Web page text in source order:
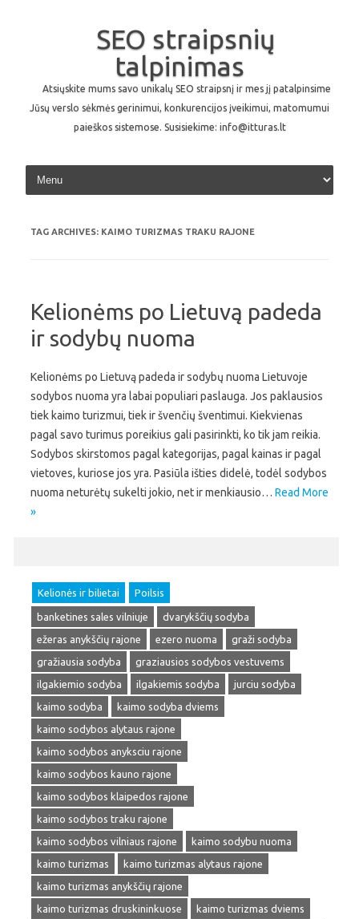
SEO straipsnių
talpinimas
Atsiųskite mums savo unikalų SEO straipsnį ir mes jį patalpinsime
Jūsų verslo sėkmės gerinimui, konkurencijos įveikimui, matomumui
paieškos sistemose. Susisiekime: info@itturas.lt
Skip to content
TAG ARCHIVES: KAIMO TURIZMAS TRAKU RAJONE
Kelionėms po Lietuvą padeda
ir sodybų nuoma
Kelionėms po Lietuvą padeda ir sodybų nuoma Lietuvoje
sodybos nuoma yra labai populiari paslauga. Jos paklausios
tiek kaimo turizmui, tiek ir švenčių šventimui. Kiekvienas
pagal savo turimus poreikius gali pasirinkti, ko tik jam reikia.
Sodybos skirstomos pagal kategorijas, pagal kainas ir pagal
vietoves, kuriose jos yra. Pasiūla išties didelė, todėl sodybos
nuoma neturėtų sukelti jokio, net ir menkiausio… Read More
»
Kelionės ir bilietai Poilsis
banketines sales vilniuje
dvarykščių sodyba
ežeras anykščių rajone
ezero nuoma
graži sodyba
gražiausia sodyba
graziausios sodybos vestuvems
ilgakiemio sodyba
ilgakiemis sodyba
jurciu sodyba
kaimo sodyba
kaimo sodyba dviems
kaimo sodybos alytaus rajone
kaimo sodybos anyksciu rajone
kaimo sodybos kauno rajone
kaimo sodybos klaipedos rajone
kaimo sodybos traku rajone
kaimo sodybos vilniaus rajone
kaimo sodybu nuoma
kaimo turizmas
kaimo turizmas alytaus rajone
kaimo turizmas anykščių rajone
kaimo turizmas druskininkuose
kaimo turizmas dviems